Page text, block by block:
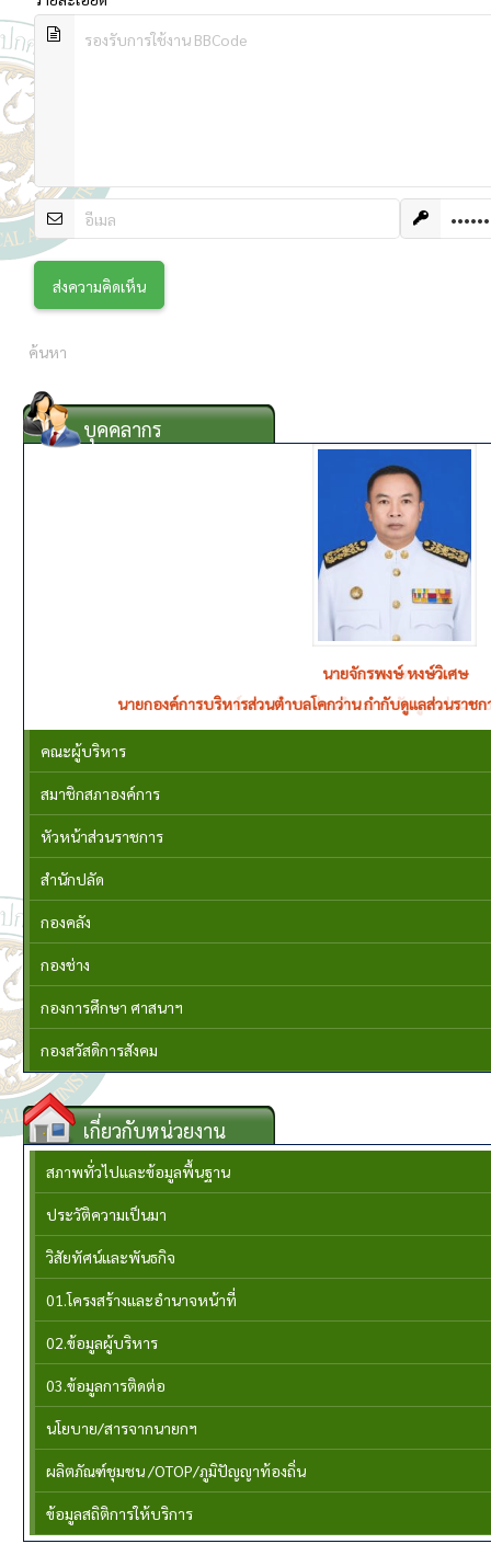
บุคคลากร
นางวรรณา ดวงมาลา
รองนายกองค์การบริหารส่วนตำบล กำกับดูแลส่วนรา
คณะผู้บริหาร
สมาชิกสภาองค์การ
หัวหน้าส่วนราชการ
สำนักปลัด
กองคลัง
กองช่าง
กองการศึกษา ศาสนาฯ
กองสวัสดิการสังคม
เกี่ยวกับหน่วยงาน
สภาพทั่วไปและข้อมูลพื้นฐาน
ประวัติความเป็นมา
วิสัยทัศน์และพันธกิจ
01.โครงสร้างและอำนาจหน้าที่
02.ข้อมูลผู้บริหาร
03.ข้อมูลการติดต่อ
นโยบาย/สารจากนายกฯ
ผลิตภัณฑ์ชุมชน /OTOP/ภูมิปัญญาท้องถิ่น
ข้อมูลสถิติการให้บริการ